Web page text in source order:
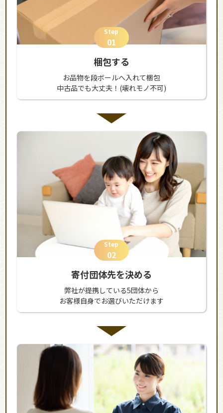
Step
01
梱包する
お品物を段ボールへ入れて梱包
中古品でも大丈夫！(壊れモノ不可)
Step
02
寄付団体先を決める
弊社が提携している5団体から
お客様自身でお選びいただけます